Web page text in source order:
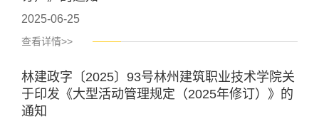
查看详情>>
2025-06-25
林建政字〔2025〕93号林州建筑职业技术学院关
于印发《大型活动管理规定（2025年修订）》的
通知